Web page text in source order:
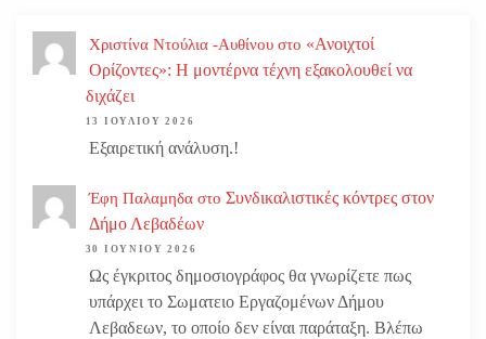
Χριστίνα Ντούλια -Αυθίνου στο «Ανοιχτοί
Ορίζοντες»: Η μοντέρνα τέχνη εξακολουθεί να
διχάζει
13 ΙΟΥΛΊΟΥ 2026
Εξαιρετική ανάλυση.!
Έφη Παλαμηδα στο Συνδικαλιστικές κόντρες στον
Δήμο Λεβαδέων
30 ΙΟΥΝΊΟΥ 2026
Ως έγκριτος δημοσιογράφος θα γνωρίζετε πως
υπάρχει το Σωματειο Εργαζομένων Δήμου
Λεβαδεων, το οποίο δεν είναι παράταξη. Βλέπω